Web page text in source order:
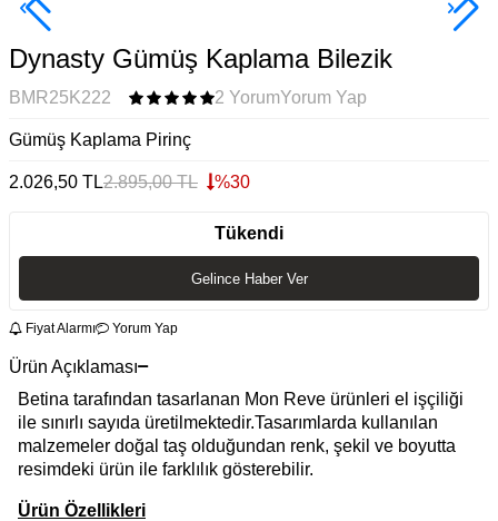
2+ Ürüne +%10
Dynasty Gümüş Kaplama Bilezik
BMR25K222 2 YorumYorum Yap
Gümüş Kaplama Pirinç
2.026,50 TL2.895,00TL %30
Tükendi
Gelince Haber Ver
Fiyat Alarmı Yorum Yap
Ürün Açıklaması
Betina tarafından tasarlanan Mon Reve ürünleri el işçiliği
ile sınırlı sayıda üretilmektedir.Tasarımlarda kullanılan
malzemeler doğal taş olduğundan renk, şekil ve boyutta
resimdeki ürün ile farklılık gösterebilir.
Ürün Özellikleri